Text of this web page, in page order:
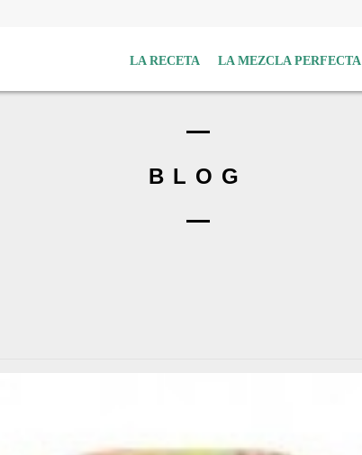
LA MEZCLA PERFECTA
LA RECETA
BLOG